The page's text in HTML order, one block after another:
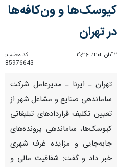
کیوسک‌ها و ون‌کافه‌ها
در تهران
۲ آبان ۱۴۰۴، ۱۹:۳۶
کد مطلب:
85976643
تهران ـ ایرنا ـ مدیرعامل شرکت
ساماندهی صنایع و مشاغل شهر از
تعیین‌ تکلیف قراردادهای تبلیغاتی
کیوسک‌ها، ساماندهی پرونده‌های
جابه‌جایی و مزایده غرف شهری
خبر داد و گفت: شفافیت مالی و